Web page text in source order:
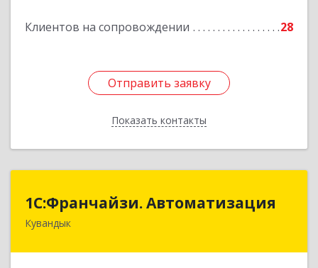
Клиентов на сопровождении 28
Отправить заявку
Показать контакты
Отправить заявку
Назад
1С:Франчайзи. Автоматизация
Кувандык
1С:Франчайзи. Автоматизация
462220, Оренбургская обл, Кувандыкский р-н,